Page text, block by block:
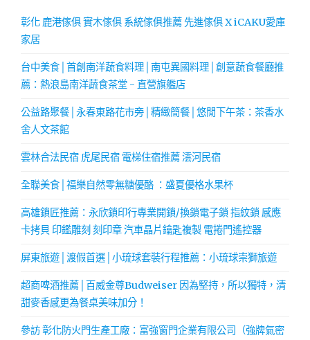
彰化 鹿港傢俱 實木傢俱 系統傢俱推薦 先進傢俱 X iCAKU愛庫
家居
台中美食│首創南洋蔬食料理│南屯異國料理│創意蔬食餐廳推
薦：熱浪島南洋蔬食茶堂 - 直營旗艦店
公益路聚餐│永春東路花市旁│精緻簡餐│悠閒下午茶：茶香水
舍人文茶館
雲林合法民宿 虎尾民宿 電梯住宿推薦 澐河民宿
全聯美食│福樂自然零無糖優酪 ：盛夏優格水果杯
高雄鎖匠推薦：永欣鎖印行專業開鎖/換鎖電子鎖 指紋鎖 感應
卡拷貝 印鑑雕刻 刻印章 汽車晶片鑰匙複製 電捲門遙控器
屏東旅遊│渡假首選│小琉球套裝行程推薦：小琉球崇獅旅遊
超商啤酒推薦│百威金尊Budweiser 因為堅持，所以獨特，清
甜麥香感更為餐桌美味加分！
參訪 彰化防火門生產工廠：富強窗門企業有限公司（強牌氣密